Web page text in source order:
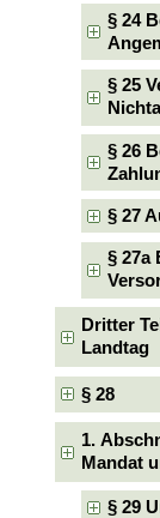
§ 24
§ 25
§ 26
§ 27
§ 27a
Dritter
Landtag
§ 28
1.
Mandat
§ 29